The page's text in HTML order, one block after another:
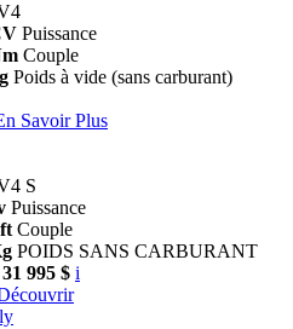
Puissance
Couple
Poids à vide (sans carburant)
Savoir Plus
S
Puissance
Couple
POIDS SANS CARBURANT
995 $ i